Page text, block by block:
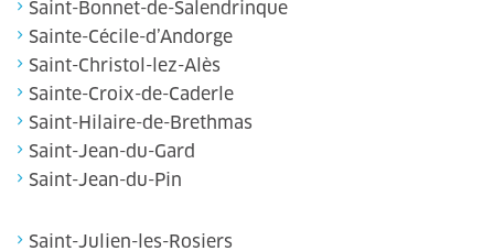
Saint-Bonnet-de-Salendrinque
Sainte-Cécile-d’Andorge
Saint-Christol-lez-Alès
Sainte-Croix-de-Caderle
Saint-Hilaire-de-Brethmas
Saint-Jean-du-Gard
Saint-Jean-du-Pin
Saint-Julien-les-Rosiers